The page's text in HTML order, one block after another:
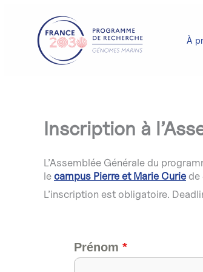
À
Inscription à
L’Assemblée Générale du
le campus Pierre et Marie Curie de
L’inscription est obligatoire.
Prénom *